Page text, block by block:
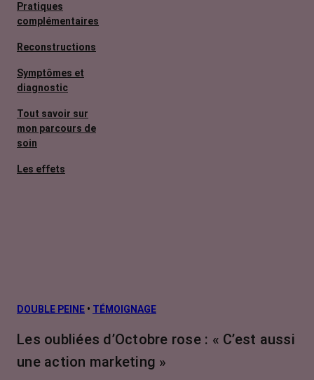
Pratiques
complémentaires
Reconstructions
Symptômes et
diagnostic
Tout savoir sur
mon parcours de
soin
Les effets
L’après cancer
Traitements
contre le cancer
DOUBLE PEINE • TÉMOIGNAGE
Les oubliées d’Octobre rose : « C’est aussi
une action marketing »